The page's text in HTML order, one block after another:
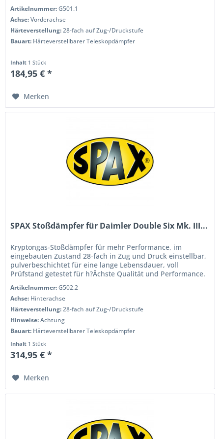
Artikelnummer:G501.1
Achse:Vorderachse
Härteverstellung:28-fach auf Zug-/Druckstufe
Bauart: Härteverstellbarer Teleskopdämpfer
Inhalt 1 Stück
184,95 € *
Merken
SPAX Stoßdämpfer für Daimler Double Six Mk. III...
Kryptongas-Stoßdämpfer für mehr Performance, im
eingebauten Zustand 28-fach in Zug und Druck einstellbar,
pulverbeschichtet für eine lange Lebensdauer, voll
Prüfstand getestet für h?Âchste Qualität und Performance.
Artikelnummer:G502.2
Achse: Hinterachse
Härteverstellung:28-fach auf Zug-/Druckstufe
Hinweise:Achtung
Bauart: Härteverstellbarer Teleskopdämpfer
Inhalt 1 Stück
314,95 € *
Merken